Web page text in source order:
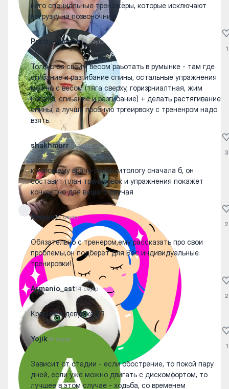
него специальные тренажёры, которые исключают
нагрузку на позвоночник.
Pretty_woman14 сәуір
Только со своим весом раьотать в румынке - там где
сгибание и разгибание спины, остальные упражнения
можно с весом (тяга сверху, горизрниалтная, жим
ногами, сгиьание и разгибание) + делать растягивание
спины, а лучше пробную тргеирвоку с трененром надо
взять.
1
shakhmurr14 сәуір
к хорошему врачу-реабилитологу сначала б, он
составит план тренировок и упражнения покажет
конкретно для вашего случая
3
Амина14 сәуір
Обязательно с тренером,ему рассказать про свои
проблемы,он подберёт для Вас индивидуальные
тренировки!
2
Armanio_ast14 сәуір
Красивая девушка 😮‍💨
2
Yojik14 сәуір
Зависит от стадии - если обострение, то покой пару
дней, если уже можно двигать с дискомфортом, то
лучшее в этом случае - ходьба, со временем
1